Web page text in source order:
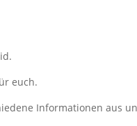
euch.
Informationen aus